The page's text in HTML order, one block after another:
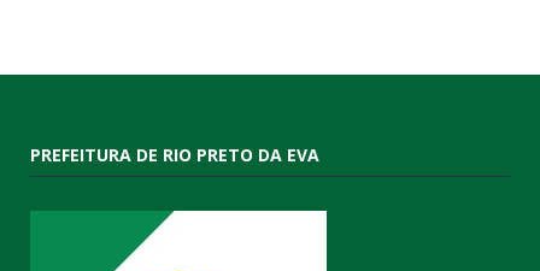
PREFEITURA DE RIO PRETO DA EVA